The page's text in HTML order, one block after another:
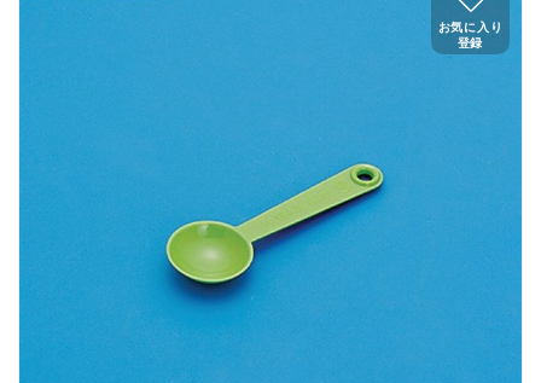
お気に入り
登録